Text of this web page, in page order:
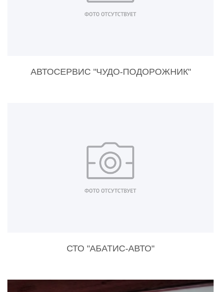
АВТОСЕРВИС "ЧУДО-ПОДОРОЖНИК"
СТО "АБАТИС-АВТО"